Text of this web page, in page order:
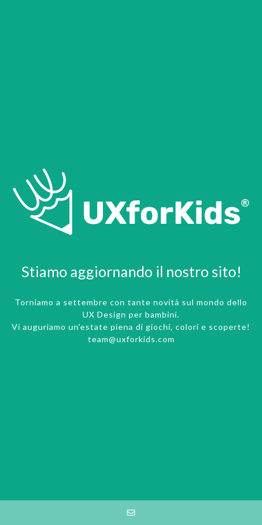
Stiamo aggiornando il nostro sito!
Torniamo a settembre con tante novità sul mondo dello
UX Design per bambini.
Vi auguriamo un'estate piena di giochi, colori e scoperte!
team@uxforkids.com